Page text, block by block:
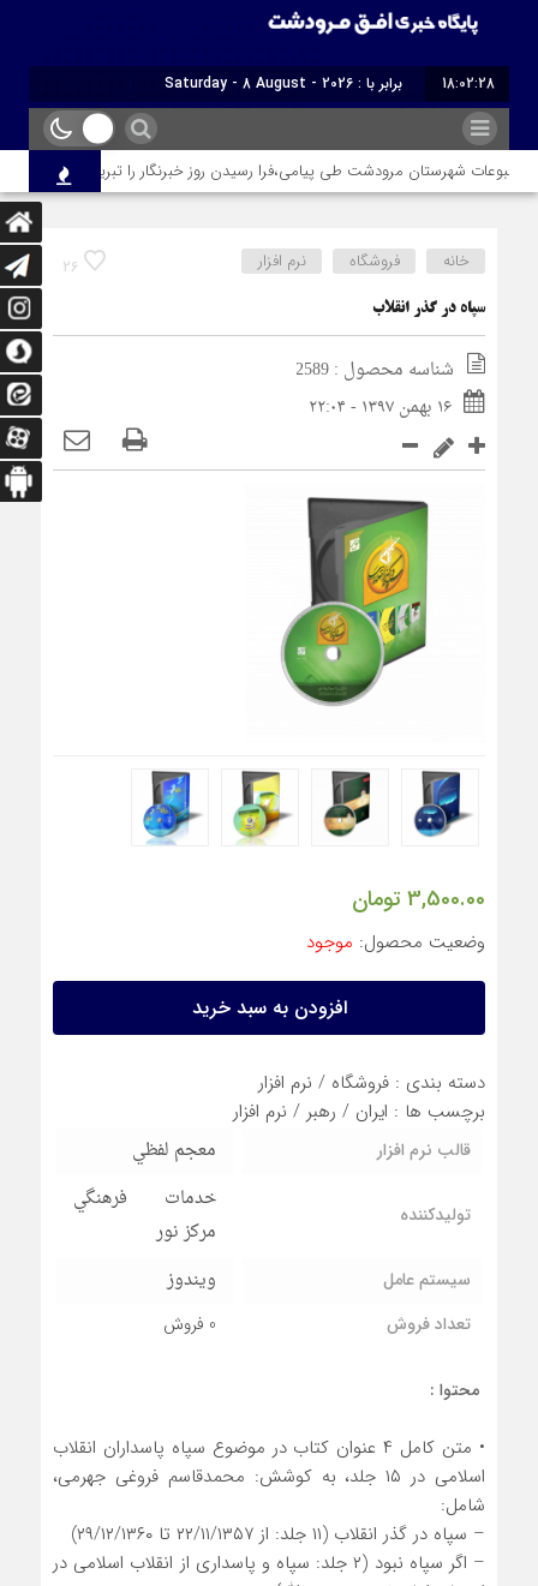
18:02:29 برابر با : Saturday - 8 August - 2026
شهرستان مرودشت طی پیامی،فرا رسیدن روز خبرنگار را تبریک گفت
26 خانه فروشگاه نرم افزار
سپاه در گذر انقلاب
شناسه محصول : 2589
۱۶ بهمن ۱۳۹۷ - ۲۲:۰۴
3,500.00 تومان
وضعیت محصول: موجود
افزودن به سبد خرید
دسته بندی : فروشگاه / نرم افزار
برچسب ها : ایران / رهبر / نرم افزار
قالب نرم افزار معجم لفظي
تولیدکننده
خدمات فرهنگي
مرکز نور
سیستم عامل ويندوز
تعداد فروش 0 فروش
محتوا :
• متن كامل ۴ عنوان کتاب در موضوع سپاه پاسداران انقلاب
اسلامی در ۱۵ جلد، به کوشش: محمدقاسم فروغی جهرمی،
شامل:
– سپاه در گذر انقلاب (۱۱ جلد: از ۲۲/۱۱/۱۳۵۷ تا ۲۹/۱۲/۱۳۶۰)
– اگر سپاه نبود (۲ جلد: سپاه و پاسداری از انقلاب اسلامی در